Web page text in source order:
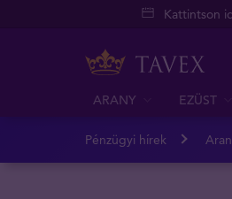
Kattintson
ARANY EZÜST
Pénzügyi hírek